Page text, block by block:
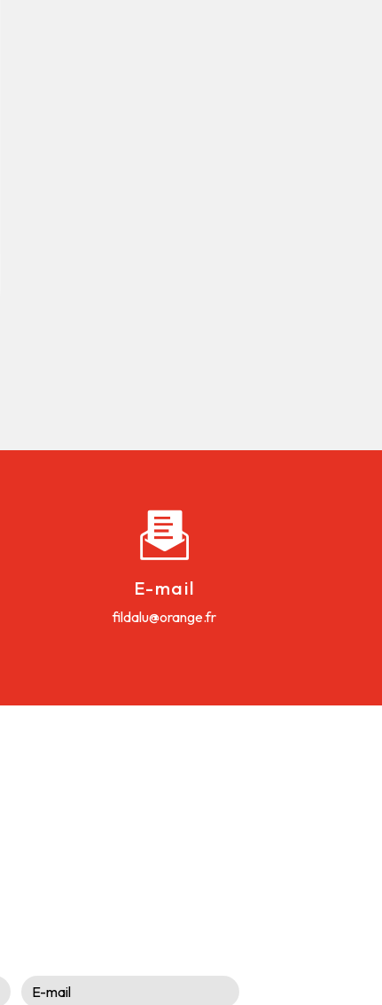
E-mail
fildalu@orange.fr